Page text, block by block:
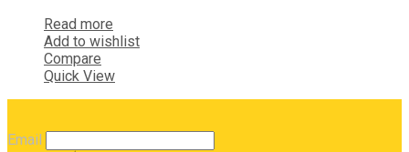
Read more
Add to wishlist
Compare
Quick View
Email